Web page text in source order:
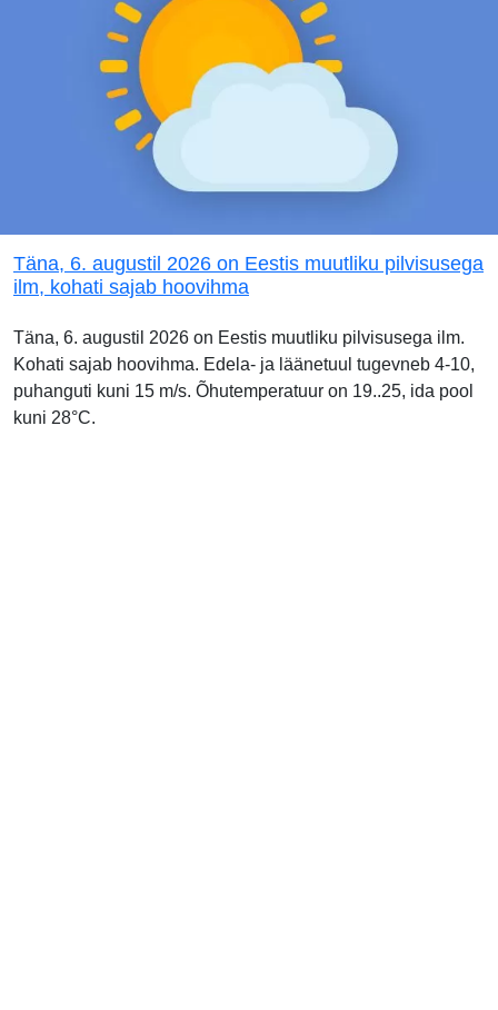
Täna, 6. augustil 2026 on Eestis muutliku pilvisusega
ilm, kohati sajab hoovihma
Täna, 6. augustil 2026 on Eestis muutliku pilvisusega ilm.
Kohati sajab hoovihma. Edela- ja läänetuul tugevneb 4-10,
puhanguti kuni 15 m/s. Õhutemperatuur on 19..25, ida pool
kuni 28°C.